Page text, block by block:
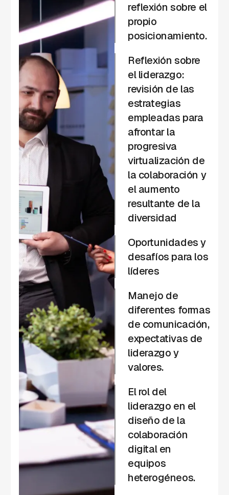
reflexión sobre el
propio
posicionamiento.
Reflexión sobre
el liderazgo:
revisión de las
estrategias
empleadas para
afrontar la
progresiva
virtualización de
la colaboración y
el aumento
resultante de la
diversidad
Oportunidades y
desafíos para los
líderes
Manejo de
diferentes formas
de comunicación,
expectativas de
liderazgo y
valores.
El rol del
liderazgo en el
diseño de la
colaboración
digital en
equipos
heterogéneos.